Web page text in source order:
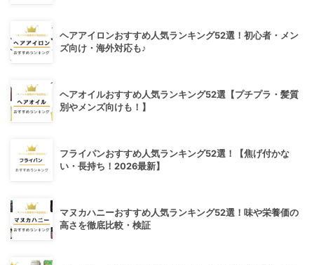
ヘアアイロンおすすめ人気ランキング52選！初心者・メン
ズ向け・海外対応も♪
ヘアオイルおすすめ人気ランキング52選【プチプラ・髪質
別やメンズ向けも！】
フライパンおすすめ人気ランキング52選！【焦げ付かな
い・長持ち！2026最新】
マヌカハニーおすすめ人気ランキング52選！味や栄養価の
高さを徹底比較・検証